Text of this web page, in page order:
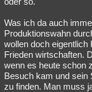
Was ich da auch
Produktionswahn
wollen doch eigentlich
Frieden wirtschaften.
wenn es heute schon
Besuch kam und sein
zu finden. Man muss